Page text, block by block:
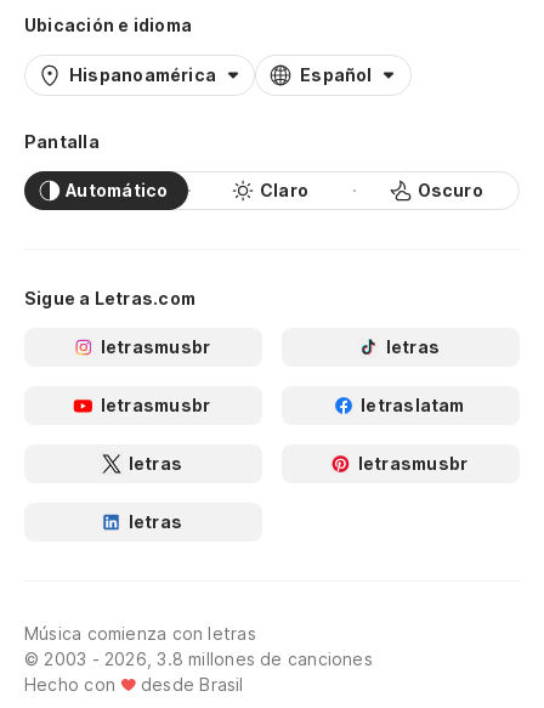
Ubicación e idioma
Hispanoamérica Español
Pantalla
Automático Claro Oscuro
Sigue a Letras.com
letrasmusbr letras
letrasmusbr letraslatam
letras letrasmusbr
letras
Música comienza con letras
© 2003 - 2026, 3.8 millones de canciones
Hecho con
desde Brasil